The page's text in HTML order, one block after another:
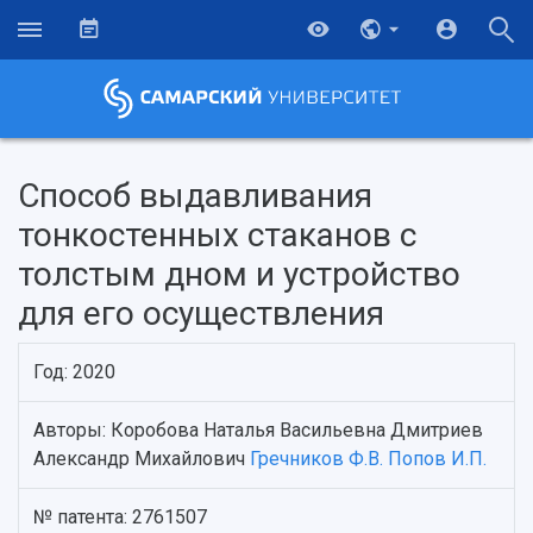
НАЗАД
Об университете
История
Новости
Главные новости
Образование
Почему я выбираю Самарский университет?
Научно-исследовательская деятельность
Основные научные направления
Способ выдавливания
тонкостенных стаканов с
толстым дном и устройство
для его осуществления
Год: 2020
Авторы: Коробова Наталья Васильевна Дмитриев
Александр Михайлович Гречников Ф.В. Попов И.П.
№ патента: 2761507